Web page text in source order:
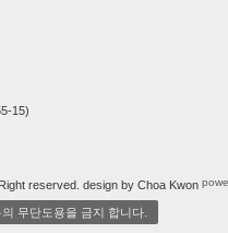
15)
reserved. design by Choa Kwon
무단도용을 금지 합니다.